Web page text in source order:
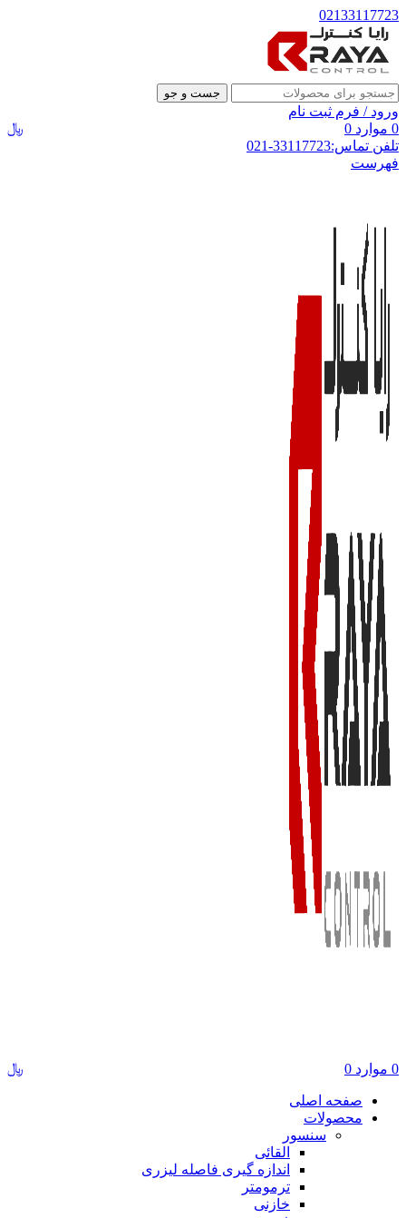
02133117723
جست و جو
ورود / فرم ثبت نام
0 موارد ﷼
0
تلفن تماس:33117723-021
فهرست
0 موارد ﷼ 0
صفحه اصلی
محصولات
سنسور
القائی
اندازه گیری فاصله لیزری
ترمومتر
خازنی